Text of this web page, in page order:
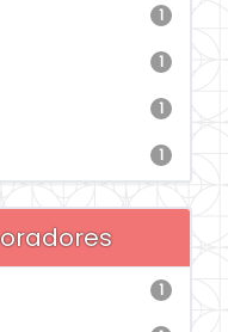
1
1
1
1
1